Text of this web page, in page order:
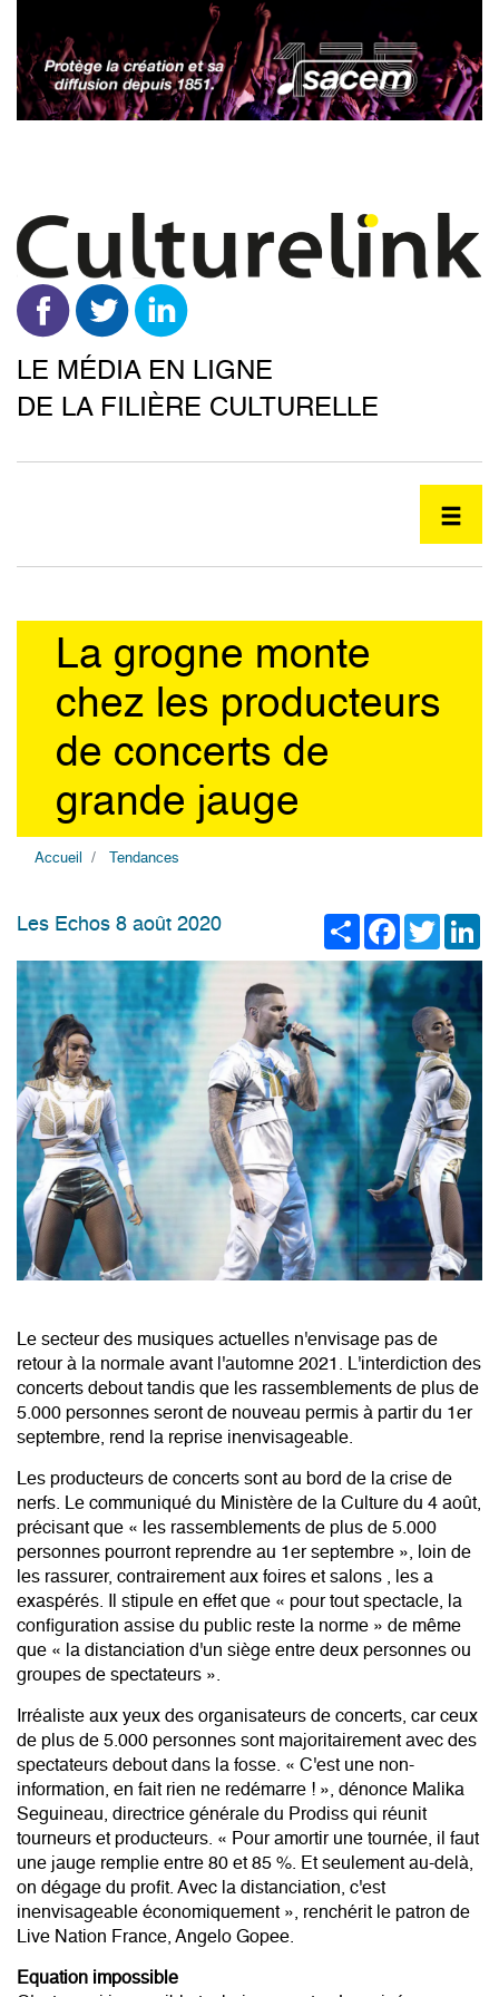
contenu
principal
LE MÉDIA EN LIGNE
DE LA FILIÈRE CULTURELLE
La grogne monte
chez les producteurs
de concerts de
grande jauge
Accueil Tendances
ShareFacebook
Twitter
Les Echos 8 août 2020
Le secteur des musiques actuelles n'envisage pas de
retour à la normale avant l'automne 2021. L'interdiction des
concerts debout tandis que les rassemblements de plus de
5.000 personnes seront de nouveau permis à partir du 1er
septembre, rend la reprise inenvisageable.
Les producteurs de concerts sont au bord de la crise de
nerfs. Le communiqué du Ministère de la Culture du 4 août,
précisant que « les rassemblements de plus de 5.000
personnes pourront reprendre au 1er septembre », loin de
les rassurer, contrairement aux foires et salons , les a
exaspérés. Il stipule en effet que « pour tout spectacle, la
configuration assise du public reste la norme » de même
que « la distanciation d'un siège entre deux personnes ou
groupes de spectateurs ».
Irréaliste aux yeux des organisateurs de concerts, car ceux
de plus de 5.000 personnes sont majoritairement avec des
spectateurs debout dans la fosse. « C'est une non-
information, en fait rien ne redémarre ! », dénonce Malika
Seguineau, directrice générale du Prodiss qui réunit
tourneurs et producteurs. « Pour amortir une tournée, il faut
une jauge remplie entre 80 et 85 %. Et seulement au-delà,
on dégage du profit. Avec la distanciation, c'est
inenvisageable économiquement », renchérit le patron de
Live Nation France, Angelo Gopee.
Equation impossible